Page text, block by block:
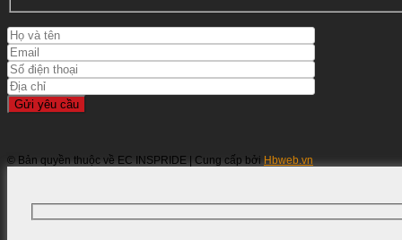
© Bản quyền thuộc về EC INSPRIDE | Cung cấp bởi Hbweb.vn